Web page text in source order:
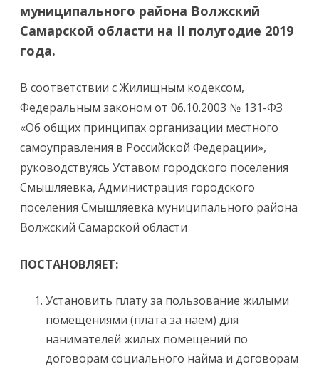
муниципального района Волжский
Самарской области на II полугодие 2019
года.
В соответствии с Жилищным кодексом,
Федеральным законом от 06.10.2003 № 131-ФЗ
«Об общих принципах организации местного
самоуправления в Российской Федерации»,
руководствуясь Уставом городского поселения
Смышляевка, Администрация городского
поселения Смышляевка муниципального района
Волжский Самарской области
ПОСТАНОВЛЯЕТ:
Установить плату за пользование жилыми
помещениями (плата за наем) для
нанимателей жилых помещений по
договорам социального найма и договорам